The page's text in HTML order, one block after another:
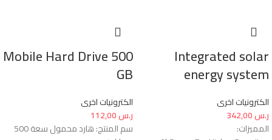
Integrated solar
energy system
الكترونيات اخرى
ر.س
المميزات:
Mobile Hard Drive 500
GB
الكترونيات اخرى
ر.س
سم المنتج: هارد محمول سعة 500